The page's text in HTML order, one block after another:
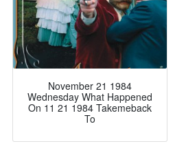
November 21 1984
Wednesday What Happened
On 11 21 1984 Takemeback
To